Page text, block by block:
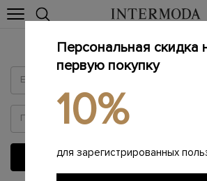
Войти
ВОЙТИ
Персональная скидка
первую покупку
10%
для зарегистрированных